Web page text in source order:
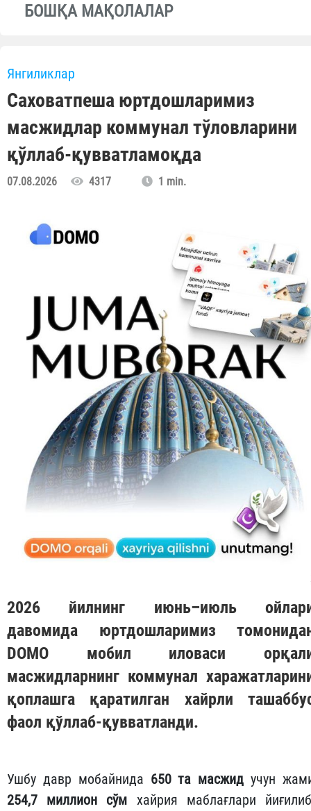
БОШҚА МАҚОЛАЛАР
Янгиликлар
Саховатпеша юртдошларимиз
масжидлар коммунал тўловларини
қўллаб-қувватламоқда
07.08.2026 4317 1 min.
2026 йилнинг июнь–июль
давомида юртдошларимиз
DOMO мобил иловаси
масжидларнинг коммунал
қоплашга қаратилган хайрли
фаол қўллаб-қувватланди.
Ушбу давр мобайнида 650 та масжид учун
254,7 миллион сўм хайрия маблағлари